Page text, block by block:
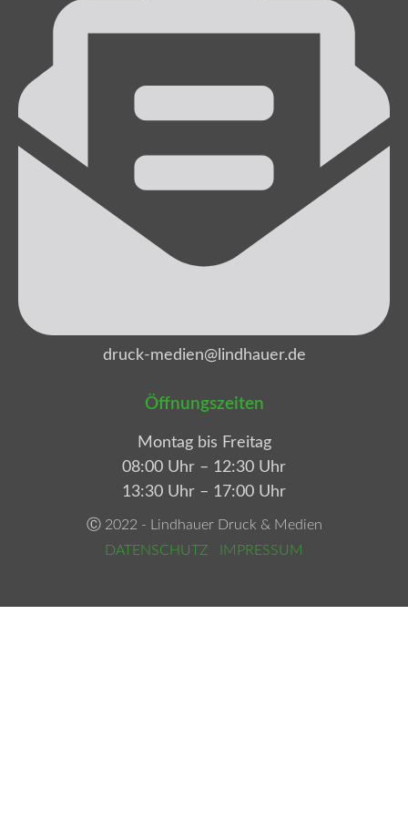
druck-medien@lindhauer.de
Öffnungszeiten
Montag bis Freitag
08:00 Uhr – 12:30 Uhr
13:30 Uhr – 17:00 Uhr
Ⓒ 2022 - Lindhauer Druck & Medien
DATENSCHUTZ
IMPRESSUM